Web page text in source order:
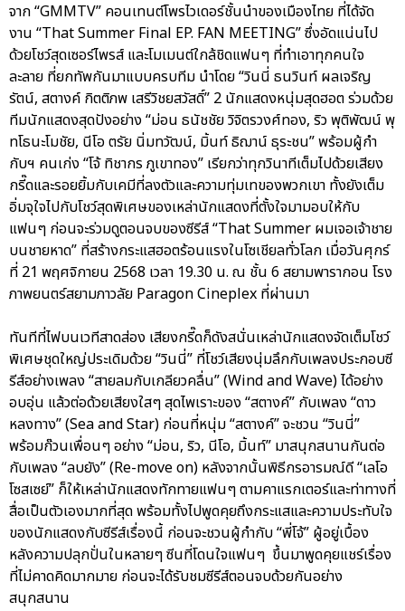
จาก “GMMTV” คอนเทนต์โพรไวเดอร์ชั้นนำของเมืองไทย ที่ได้จัด
งาน “That Summer Final EP. FAN MEETING” ซึ่งอัดแน่นไป
ด้วยโชว์สุดเซอร์ไพรส์ และโมเมนต์ใกล้ชิดแฟนๆ ที่ทำเอาทุกคนใจ
ละลาย ที่ยกทัพกันมาแบบครบทีม นำโดย “วินนี่ ธนวินท์ ผลเจริญ
รัตน์, สตางค์ กิตติภพ เสรีวิชยสวัสดิ์” 2 นักแสดงหนุ่มสุดฮอต ร่วมด้วย
ทีมนักแสดงสุดปังอย่าง “ม่อน ธนัชชัย วิจิตรวงศ์ทอง, ริว พุติพัฒน์ พุ
ทโธนะโมชัย, นีโอ ตรัย นิ่มทวัฒน์, มิ้นท์ ธิฌาน์ ธุระชน” พร้อมผู้กำ
กับฯ คนเก่ง “โจ้ ทิชากร ภูเขาทอง” เรียกว่าทุกวินาทีเต็มไปด้วยเสียง
กรี๊ดและรอยยิ้มกับเคมีที่ลงตัวและความทุ่มเทของพวกเขา ทั้งยังเต็ม
อิ่มจุใจไปกับโชว์สุดพิเศษของเหล่านักแสดงที่ตั้งใจมามอบให้กับ
แฟนๆ ก่อนจะร่วมดูตอนจบของซีรีส์ “That Summer ผมเจอเจ้าชาย
บนชายหาด” ที่สร้างกระแสฮอตร้อนแรงในโซเชียลทั่วโลก เมื่อวันศุกร์
ที่ 21 พฤศจิกายน 2568 เวลา 19.30 น. ณ ชั้น 6 สยามพารากอน โรง
ภาพยนตร์สยามภาวลัย Paragon Cineplex ที่ผ่านมา
ทันทีที่ไฟบนเวทีสาดส่อง เสียงกรี๊ดก็ดังสนั่นเหล่านักแสดงจัดเต็มโชว์
พิเศษชุดใหญ่ประเดิมด้วย “วินนี่” ที่โชว์เสียงนุ่มลึกกับเพลงประกอบซี
รีส์อย่างเพลง “สายลมกับเกลียวคลื่น” (Wind and Wave) ได้อย่าง
อบอุ่น แล้วต่อด้วยเสียงใสๆ สุดไพเราะของ “สตางค์” กับเพลง “ดาว
หลงทาง” (Sea and Star) ก่อนที่หนุ่ม “สตางค์” จะชวน “วินนี่”
พร้อมก๊วนเพื่อนๆ อย่าง “ม่อน, ริว, นีโอ, มิ้นท์” มาสนุกสนานกันต่อ
กับเพลง “ลบยัง” (Re-move on) หลังจากนั้นพิธีกรอารมณ์ดี “เลโอ
โซสเซย์” ก็ให้เหล่านักแสดงทักทายแฟนๆ ตามคาแรกเตอร์และท่าทางที่
สื่อเป็นตัวเองมากที่สุด พร้อมทั้งไปพูดคุยถึงกระแสและความประทับใจ
ของนักแสดงกับซีรีส์เรื่องนี้ ก่อนจะชวนผู้กำกับ “พี่โจ้” ผู้อยู่เบื้อง
หลังความปลุกปั่นในหลายๆ ซีนที่โดนใจแฟนๆ ขึ้นมาพูดคุยแชร์เรื่อง
ที่ไม่คาดคิดมากมาย ก่อนจะได้รับชมซีรีส์ตอนจบด้วยกันอย่าง
สนุกสนาน